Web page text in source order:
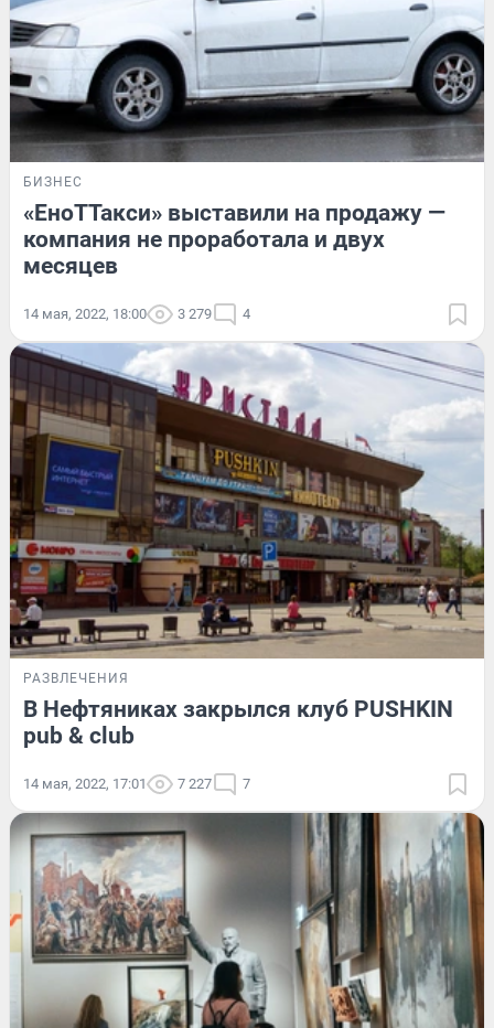
БИЗНЕС
«ЕноТТакси» выставили на продажу —
компания не проработала и двух
месяцев
14 мая, 2022, 18:00 3 279 4
РАЗВЛЕЧЕНИЯ
В Нефтяниках закрылся клуб PUSHKIN
pub & club
14 мая, 2022, 17:01 7 227 7